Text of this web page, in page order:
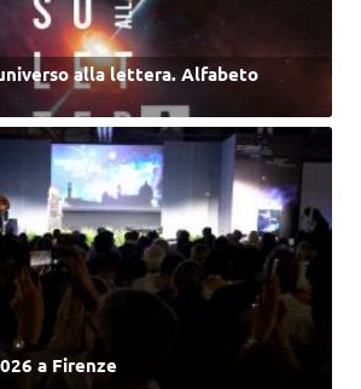
alla lettera. Alfabeto
a Firenze